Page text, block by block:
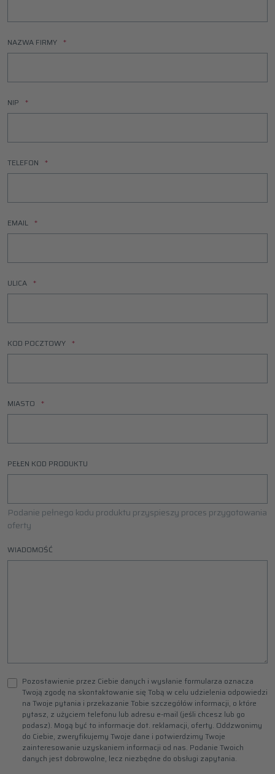
NAZWA FIRMY
NIP
TELEFON
EMAIL
ULICA
KOD POCZTOWY
MIASTO
PEŁEN KOD PRODUKTU
Podanie pełnego kodu produktu przyspieszy proces przygotowania
oferty
WIADOMOŚĆ
Pozostawienie przez Ciebie danych i wysłanie formularza oznacza
Twoją zgodę na skontaktowanie się Tobą w celu udzielenia odpowiedzi
na Twoje pytania i przekazanie Tobie szczegółów informacji, o które
pytasz, z użyciem telefonu lub adresu e-mail (jeśli chcesz lub go
podasz). Mogą być to informacje dot. reklamacji, oferty. Oddzwonimy
do Ciebie, zweryfikujemy Twoje dane i potwierdzimy Twoje
zainteresowanie uzyskaniem informacji od nas. Podanie Twoich
danych jest dobrowolne, lecz niezbędne do obsługi zapytania.